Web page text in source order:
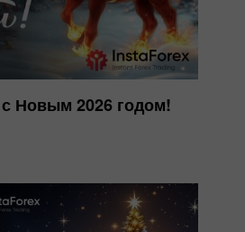
Новым 2026 годом!